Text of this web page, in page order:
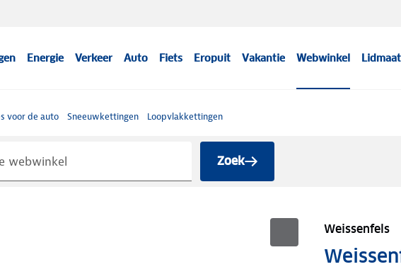
Energie Verkeer Auto Fiets Eropuit Vakantie Webwinkel
voor de auto Sneeuwkettingen Loopvlakkettingen
Zoek
Weissenfels